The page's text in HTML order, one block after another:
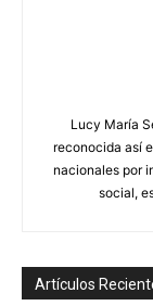
Lucy María
reconocida así
nacionales por
social,
Artículos